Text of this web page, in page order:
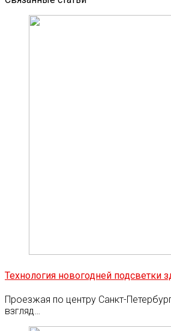
Технология новогодней подсветки
Проезжая по центру Санкт-
взгляд…